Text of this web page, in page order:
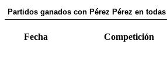
Partidos ganados con Pérez Pérez en
Fecha Competición